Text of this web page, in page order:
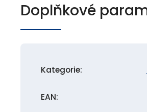
Doplňkové
Kategorie:
EAN: